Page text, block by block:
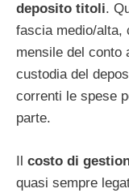
deposito titoli.
fascia medio/alta,
mensile del conto
custodia del
correnti le spese
parte.
Il costo di
quasi sempre